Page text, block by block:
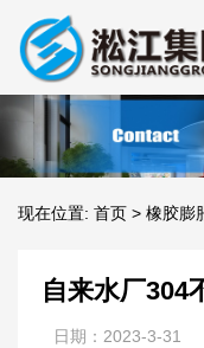
现在位置: 首页 > 橡胶膨
自来水厂304
日期：2023-3-31